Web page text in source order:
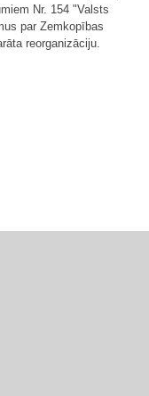
Nr. 154 "Valsts
par Zemkopības
reorganizāciju.